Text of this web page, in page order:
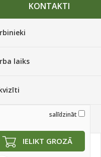
KONTAKTI
laiks
4WD
salīdzināt
IELIKT GROZĀ